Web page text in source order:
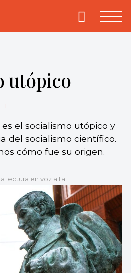
Primary
utópico
el socialismo utópico y
del socialismo científico.
cómo fue su origen.
lectura en voz alta.